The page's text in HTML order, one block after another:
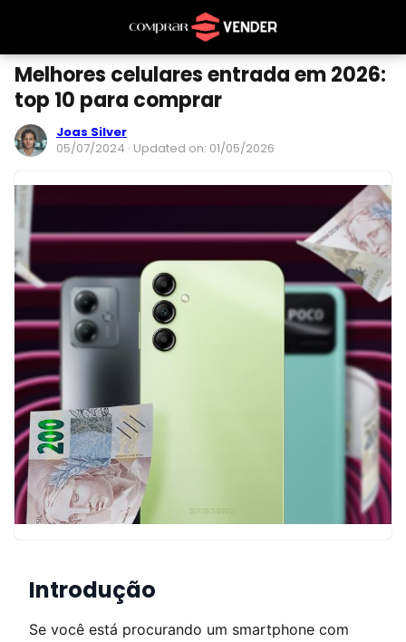
Melhores celulares entrada em 2026:
top 10 para comprar
Joas Silver
05/07/2024 · Updated on: 01/05/2026
Introdução
Se você está procurando um smartphone com